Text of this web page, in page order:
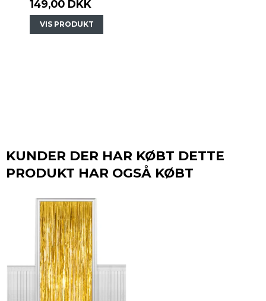
149,00 DKK
VIS PRODUKT
KUNDER DER HAR KØBT DETTE
PRODUKT HAR OGSÅ KØBT